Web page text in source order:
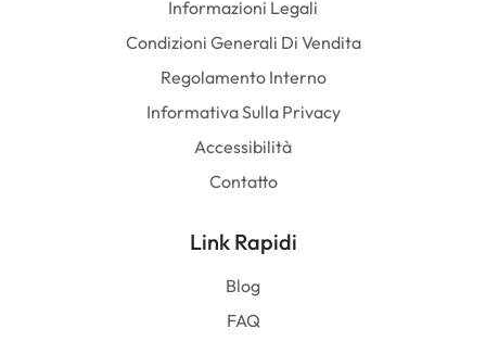
Informazioni Legali
Condizioni Generali Di Vendita
Regolamento Interno
Informativa Sulla Privacy
Accessibilità
Contatto
Link Rapidi
Blog
FAQ